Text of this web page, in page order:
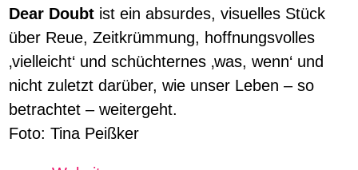
Dear Doubt ist ein absurdes, visuelles Stück
über Reue, Zeitkrümmung, hoffnungsvolles
‚vielleicht‘ und schüchternes ‚was, wenn‘ und
nicht zuletzt darüber, wie unser Leben – so
betrachtet – weitergeht.
Foto: Tina Peißker